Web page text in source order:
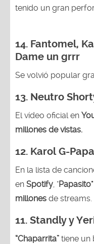
tenido un gran
14. Fantomel,
Dame un grrr
Se volvió popular
13. Neutro
El vídeo oficial en
millones de vistas.
12. Karol G-
En la lista de
en Spotify , "Papasito"
millones de streams.
11. Standly y
“Chaparrita” tiene un